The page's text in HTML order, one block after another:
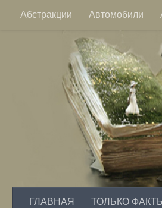
Перейти к содержимому
Абстракции Автомобили
Фэнтези
ГЛАВНАЯ ТОЛЬКО